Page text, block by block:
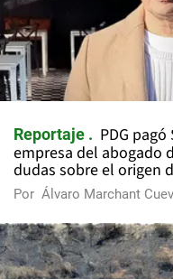
Reportaje
PDG
empresa del abogado
dudas sobre el origen
Por Álvaro Marchant